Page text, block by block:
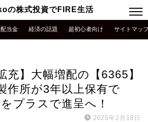
の株式投資でFIRE生活
配当金 経済の話題 超初心者向け サイトマッ
充】大幅増配の【6365】
作所が3年以上保有で
プラスで進呈へ！
2025年2月18日